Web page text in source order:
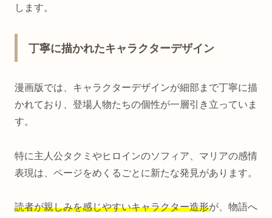
します。
丁寧に描かれたキャラクターデザイン
漫画版では、キャラクターデザインが細部まで丁寧に描
かれており、登場人物たちの個性が一層引き立っていま
す。
特に主人公タクミやヒロインのソフィア、マリアの感情
表現は、ページをめくるごとに新たな発見があります。
読者が親しみを感じやすいキャラクター造形が、物語へ